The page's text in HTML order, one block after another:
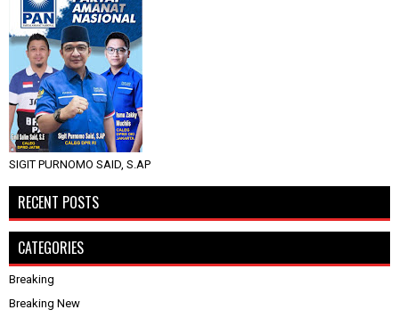
SIGIT PURNOMO SAID, S.AP
RECENT POSTS
CATEGORIES
Breaking
Breaking New